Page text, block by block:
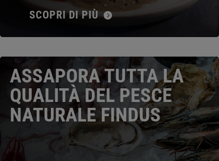
SCOPRI DI PIÙ
ASSAPORA TUTTA LA
QUALITÀ DEL PESCE
NATURALE FINDUS